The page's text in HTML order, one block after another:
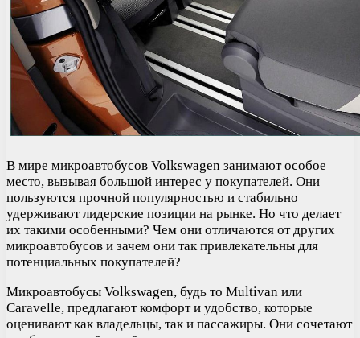
В мире микроавтобусов Volkswagen занимают особое
место, вызывая большой интерес у покупателей. Они
пользуются прочной популярностью и стабильно
удерживают лидерские позиции на рынке. Но что делает
их такими особенными? Чем они отличаются от других
микроавтобусов и зачем они так привлекательны для
потенциальных покупателей?
Микроавтобусы Volkswagen, будь то Multivan или
Caravelle, предлагают комфорт и удобство, которые
оценивают как владельцы, так и пассажиры. Они сочетают